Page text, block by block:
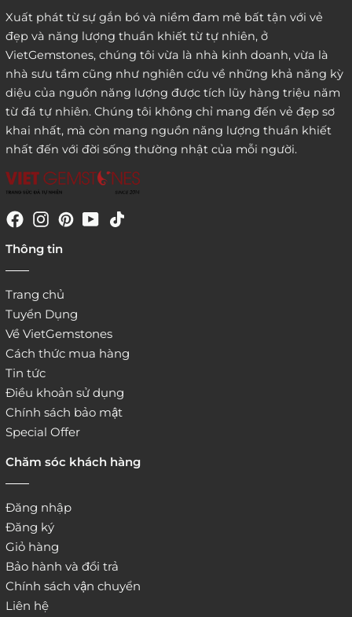
3. Đặt hàng thông quaemail hay chat trực tiếp với
chúng tôi:
website:
Xuất phát từ sự gắn bó và niềm đam mê bất tận với vẻ
đẹp và năng lượng thuần khiết từ tự nhiên, ở
VietGemstones, chúng tôi vừa là nhà kinh doanh, vừa là
nhà sưu tầm cũng như nghiên cứu về những khả năng kỳ
diệu của nguồn năng lượng được tích lũy hàng triệu năm
từ đá tự nhiên. Chúng tôi không chỉ mang đến vẻ đẹp sơ
khai nhất, mà còn mang nguồn năng lượng thuần khiết
nhất đến với đời sống thường nhật của mỗi người.
Thông tin
Trang chủ
Tuyển Dụng
Về VietGemstones
Cách thức mua hàng
Tin tức
Điều khoản sử dụng
Chính sách bảo mật
Special Offer
Chăm sóc khách hàng
Đăng nhập
Đăng ký
Giỏ hàng
Bảo hành và đổi trả
Chính sách vận chuyển
Liên hệ